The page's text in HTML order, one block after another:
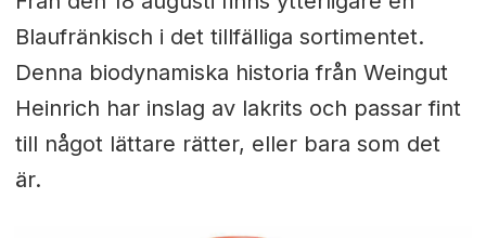
Blaufränkisch i det tillfälliga sortimentet.
Denna biodynamiska historia från Weingut
Heinrich har inslag av lakrits och passar fint
till något lättare rätter, eller bara som det
är.